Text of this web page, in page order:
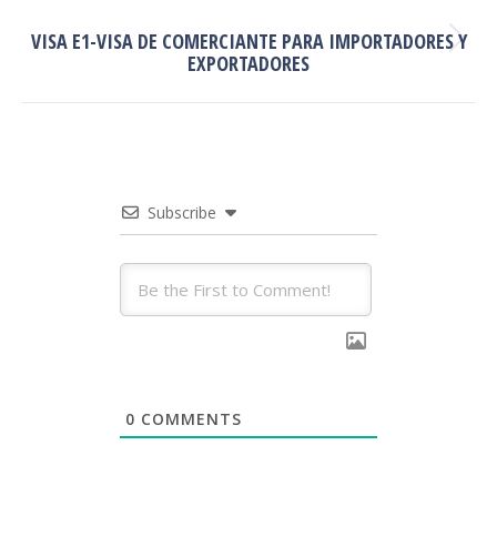
Publicación
siguiente:
VISA E1-VISA DE COMERCIANTE PARA IMPORTADORES Y
EXPORTADORES
Subscribe
0 COMMENTS